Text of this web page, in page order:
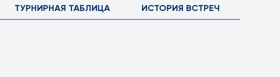
ТУРНИРНАЯ ТАБЛИЦА ИСТОРИЯ ВСТРЕЧ